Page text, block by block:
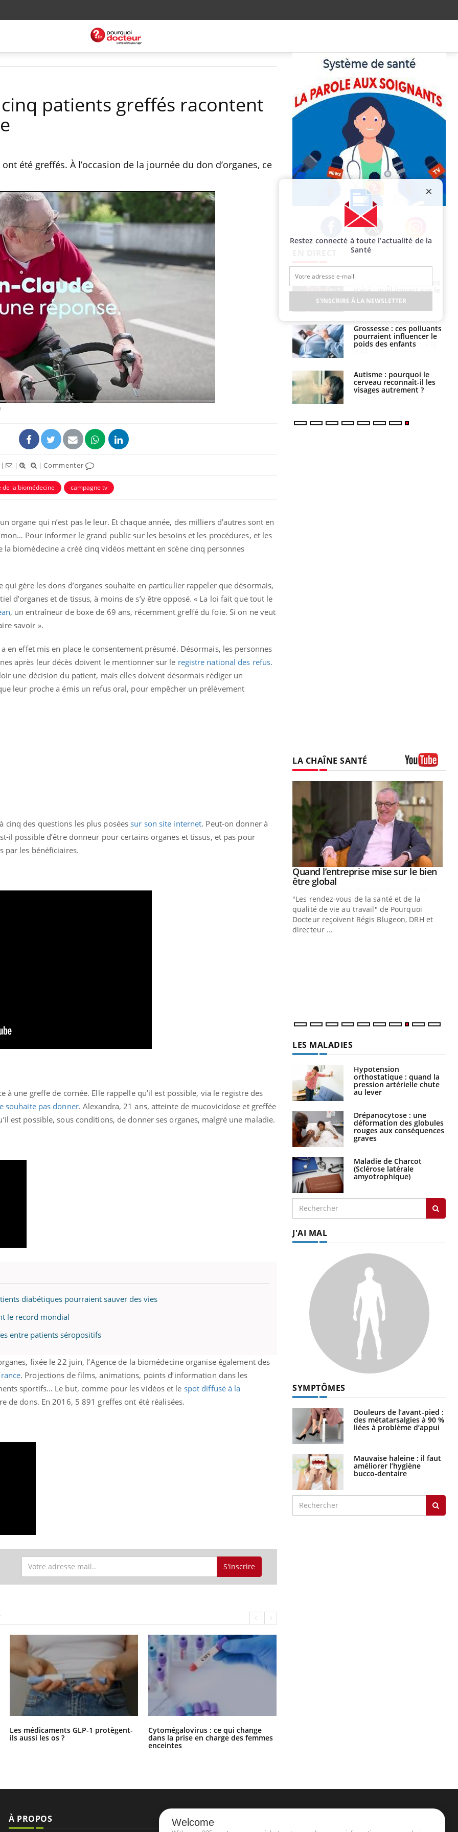
patients greffés racontent
été greffés. À l’occasion de la journée du don d’organes, ce
| | |Commenter
de la biomédecine campagne tv
organe qui n’est pas le leur. Et chaque année, des milliers d’autres sont en
Pour informer le grand public sur les besoins et les procédures, et les
la biomédecine a créé cinq vidéos mettant en scène cinq personnes
qui gère les dons d’organes souhaite en particulier rappeler que désormais,
d’organes et de tissus, à moins de s’y être opposé. « La loi fait que tout le
, un entraîneur de boxe de 69 ans, récemment greffé du foie. Si on ne veut
savoir ».
en effet mis en place le consentement présumé. Désormais, les personnes
après leur décès doivent le mentionner sur le registre national des refus.
une décision du patient, mais elles doivent désormais rédiger un
leur proche a émis un refus oral, pour empêcher un prélèvement
cinq des questions les plus posées sur son site internet. Peut-on donner à
il possible d’être donneur pour certains organes et tissus, et pas pour
par les bénéficiaires.
à une greffe de cornée. Elle rappelle qu’il est possible, via le registre des
souhaite pas donner. Alexandra, 21 ans, atteinte de mucovicidose et greffée
est possible, sous conditions, de donner ses organes, malgré une maladie.
diabétiques pourraient sauver des vies
le record mondial
entre patients séropositifs
fixée le 22 juin, l’Agence de la biomédecine organise également des
. Projections de films, animations, points d’information dans les
sportifs… Le but, comme pour les vidéos et le spot diffusé à la
de dons. En 2016, 5 891 greffes ont été réalisées.
S'inscrire
Les médicaments GLP-1 protègent-
ils aussi les os ?
Cytomégalovirus : ce qui change
dans la prise en charge des femmes
enceintes
Facebook Twitter Instagram
Comment gérer le
sommeil des enfants en
vacances ?
Bilan prévention : ce que
les kinés pourront
bientôt faire
TDAH : quel est ce
traitement autorisé aux
États-Unis ?
nouvelles
recommandations de la
prévenir
d'été : quel impact sur le
sommeil ?
Grossesse : ces polluants
pourraient influencer le
poids des enfants
Autisme : pourquoi le
cerveau reconnaît-il les
visages autrement ?
LA CHAÎNE SANTÉ
Youtube
Youtube
Coup de food sur le diabète, c'est votre
Youtube
Quand l’entreprise mise sur le bien
être globalYoutube
"Les rendez-vous de la santé et de la
qualité de vie au travail" de Pourquoi
Docteur reçoivent Régis Blugeon, DRH et
directeur ...
LES MALADIES
Hypotension
orthostatique : quand la
pression artérielle chute
au lever
Drépanocytose : une
déformation des globules
rouges aux conséquences
graves
Maladie de Charcot
(Sclérose latérale
amyotrophique)
J'AI MAL
SYMPTÔMES
Douleurs de l’avant-pied :
des métatarsalgies à 90 %
liées à problème d’appui
Mauvaise haleine : il faut
améliorer l’hygiène
bucco-dentaire
Restez connecté à toute l’actualité de la
Santé
S'INSCRIRE À LA NEWSLETTER
À PROPOS NEWSLETTER
Welcome